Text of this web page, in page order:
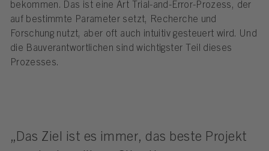
bekommen. Das ist eine Art Trial-and-Error-Prozess, der
auf bestimmte Parameter setzt, Recherche und
Forschung nutzt, aber oft auch intuitiv gesteuert wird. Und
die Bauverantwortlichen sind wichtigster Teil dieses
Prozesses.
„Das Ziel ist es immer, das beste Projekt